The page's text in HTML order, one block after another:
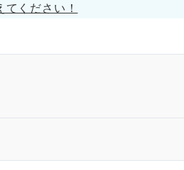
ください！